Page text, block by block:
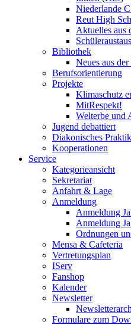
Niederlande
Reut High
Aktuelles aus
Bibliothek
Neues aus
Berufsorientierung
Projekte
Klimaschutz
MitRespekt!
Welterbe und
Jugend debattiert
Diakonisches
Kooperationen
Service
Kategorieansicht
Sekretariat
Anfahrt & Lage
Anmeldung
Anmeldung
Anmeldung
Ordnungen
Mensa & Cafeteria
Vertretungsplan
IServ
Fanshop
Kalender
Newsletter
Formulare zum